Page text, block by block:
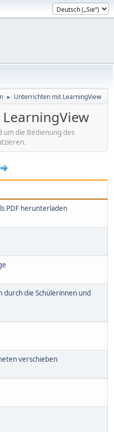
► Unterrichten mit LearningView
um die Bedienung des
PDF herunterladen
die Schülerinnen und
verschieben